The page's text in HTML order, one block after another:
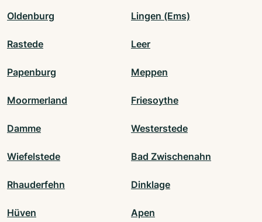
Oldenburg Lingen (Ems)
Rastede Leer
Papenburg Meppen
Moormerland Friesoythe
Damme Westerstede
Wiefelstede Bad Zwischenahn
Rhauderfehn Dinklage
Hüven Apen